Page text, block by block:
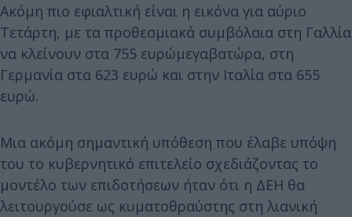
Ακόμη πιο εφιαλτική είναι η εικόνα για αύριο
Τετάρτη, με τα προθεσμιακά συμβόλαια στη Γαλλία
να κλείνουν στα 755 ευρώμεγαβατώρα, στη
Γερμανία στα 623 ευρώ και στην Ιταλία στα 655
ευρώ.
Μια ακόμη σημαντική υπόθεση που έλαβε υπόψη
του το κυβερνητικό επιτελείο σχεδιάζοντας το
μοντέλο των επιδοτήσεων ήταν ότι η ΔΕΗ θα
λειτουργούσε ως κυματοθραύστης στη λιανική